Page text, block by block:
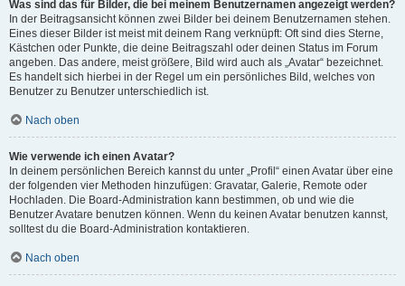
Was sind das für Bilder, die bei meinem Benutzernamen angezeigt werden?
In der Beitragsansicht können zwei Bilder bei deinem Benutzernamen stehen.
Eines dieser Bilder ist meist mit deinem Rang verknüpft: Oft sind dies Sterne,
Kästchen oder Punkte, die deine Beitragszahl oder deinen Status im Forum
angeben. Das andere, meist größere, Bild wird auch als „Avatar“ bezeichnet.
Es handelt sich hierbei in der Regel um ein persönliches Bild, welches von
Benutzer zu Benutzer unterschiedlich ist.
Nach oben
Wie verwende ich einen Avatar?
In deinem persönlichen Bereich kannst du unter „Profil“ einen Avatar über eine
der folgenden vier Methoden hinzufügen: Gravatar, Galerie, Remote oder
Hochladen. Die Board-Administration kann bestimmen, ob und wie die
Benutzer Avatare benutzen können. Wenn du keinen Avatar benutzen kannst,
solltest du die Board-Administration kontaktieren.
Nach oben